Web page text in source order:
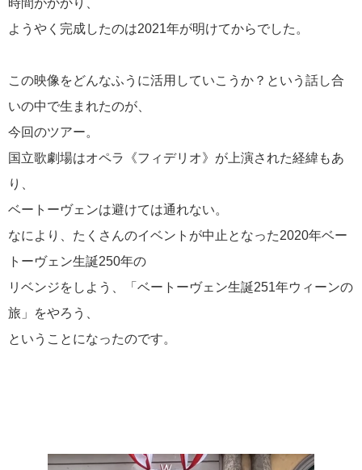
時間がかかり、
ようやく完成したのは2021年が明けてからでした。
この映像をどんなふうに活用していこうか？という話し合
いの中で生まれたのが、
今回のツアー。
国立歌劇場はオペラ《フィデリオ》が上演された経緯もあ
り、
ベートーヴェンは避けては通れない。
なにより、たくさんのイベントが中止となった2020年ベー
トーヴェン生誕250年の
リベンジをしよう、「ベートーヴェン生誕251年ウィーンの
旅」をやろう、
ということになったのです。
映像で楽しむ音楽